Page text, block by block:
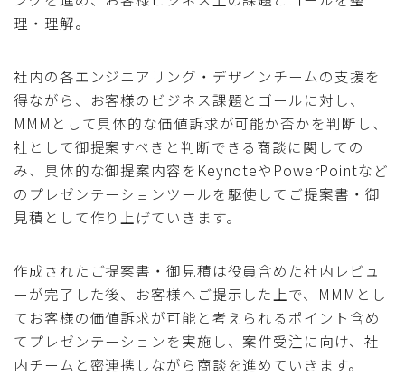
理・理解。
社内の各エンジニアリング・デザインチームの支援を
得ながら、お客様のビジネス課題とゴールに対し、
MMMとして具体的な価値訴求が可能か否かを判断し、
社として御提案すべきと判断できる商談に関しての
み、具体的な御提案内容をKeynoteやPowerPointなど
のプレゼンテーションツールを駆使してご提案書・御
見積として作り上げていきます。
作成されたご提案書・御見積は役員含めた社内レビュ
ーが完了した後、お客様へご提示した上で、MMMとし
てお客様の価値訴求が可能と考えられるポイント含め
てプレゼンテーションを実施し、案件受注に向け、社
内チームと密連携しながら商談を進めていきます。